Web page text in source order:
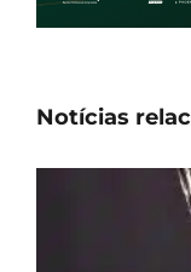
Notícias